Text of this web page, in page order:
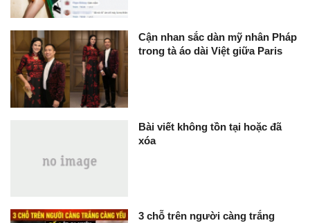
Cận nhan sắc dàn mỹ nhân Pháp
trong tà áo dài Việt giữa Paris
Bài viết không tồn tại hoặc đã
xóa
3 chỗ trên người càng trắng